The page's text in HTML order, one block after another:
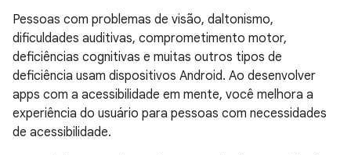
Pessoas com problemas de visão, daltonismo,
dificuldades auditivas, comprometimento motor,
deficiências cognitivas e muitas outros tipos de
deficiência usam dispositivos Android. Ao desenvolver
apps com a acessibilidade em mente, você melhora a
experiência do usuário para pessoas com necessidades
de acessibilidade.